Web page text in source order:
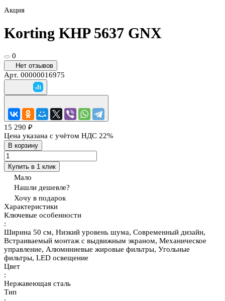
Акция
Korting KHP 5637 GNX
0
Нет отзывов
Арт. 00000016975
15 290 ₽
Цена указана с учётом НДС 22%
В корзину
Купить в 1 клик
Мало
Нашли дешевле?
Хочу в подарок
Характеристики
Ключевые особенности
:
Ширина 50 см, Низкий уровень шума, Современный дизайн,
Встраиваемый монтаж с выдвижным экраном, Механическое
управление, Алюминиевые жировые фильтры, Угольные
фильтры, LED освещение
Цвет
:
Нержавеющая сталь
Тип